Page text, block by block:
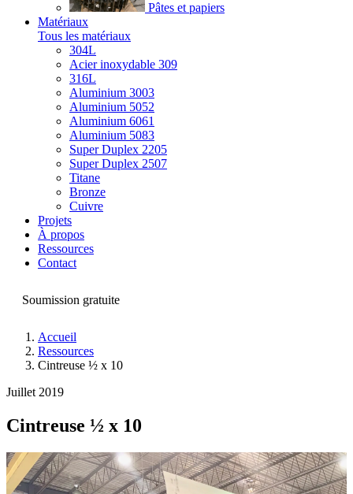
Pâtes et papiers
Matériaux
Tous les matériaux
304L
Acier inoxydable 309
316L
Aluminium 3003
Aluminium 5052
Aluminium 6061
Aluminium 5083
Super Duplex 2205
Super Duplex 2507
Titane
Bronze
Cuivre
Projets
À propos
Ressources
Contact
Soumission gratuite
Accueil
Ressources
Cintreuse ½ x 10
Juillet 2019
Cintreuse ½ x 10